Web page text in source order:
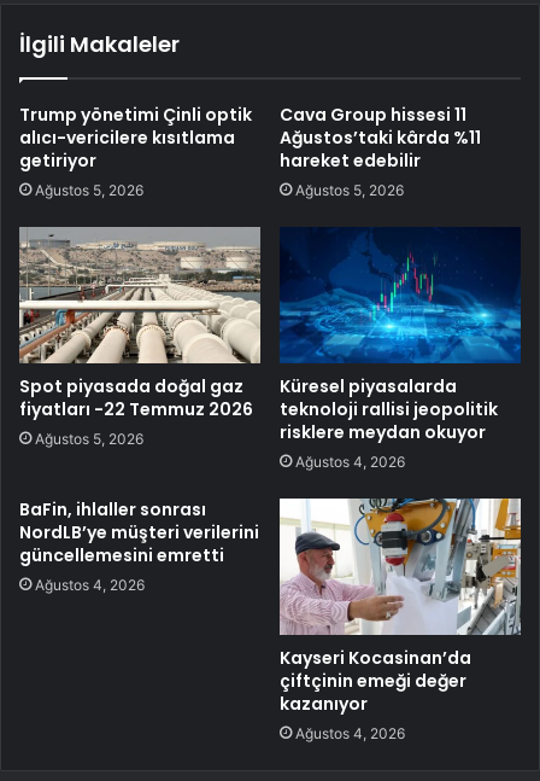
İlgili Makaleler
Trump yönetimi Çinli optik
alıcı-vericilere kısıtlama
getiriyor
Ağustos 5, 2026
Cava Group hissesi 11
Ağustos’taki kârda %11
hareket edebilir
Ağustos 5, 2026
Spot piyasada doğal gaz
fiyatları -22 Temmuz 2026
Ağustos 5, 2026
Küresel piyasalarda
teknoloji rallisi jeopolitik
risklere meydan okuyor
Ağustos 4, 2026
BaFin, ihlaller sonrası
NordLB’ye müşteri verilerini
güncellemesini emretti
Ağustos 4, 2026
Kayseri Kocasinan’da
çiftçinin emeği değer
kazanıyor
Ağustos 4, 2026